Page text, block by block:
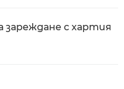
зареждане с хартия